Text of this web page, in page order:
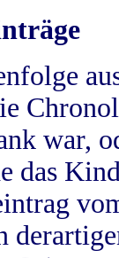
war,
das